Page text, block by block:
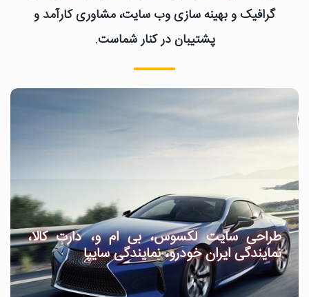
گرافیک و بهینه سازی وب سایت، مشاوری کارآمد و
پشتیبان در کنار شماست.
طراحی سایت لکسوس، بی ام و، دارت کالا،
نمایندگی ایران خودرو، نمایندگی سایپا